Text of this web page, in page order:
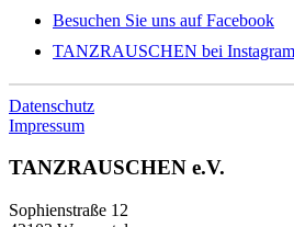
Besuchen Sie uns auf Facebook
TANZRAUSCHEN bei Instagram
Datenschutz
Impressum
TANZRAUSCHEN e.V.
Sophienstraße 12